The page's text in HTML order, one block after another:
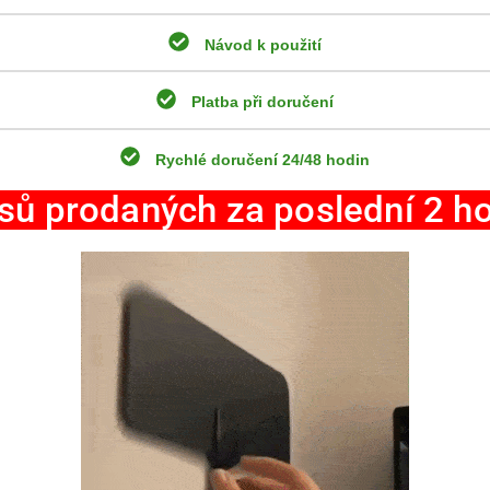
Návod k použití
Platba při doručení
Rychlé doručení 24/48 hodin
prodaných za poslední 2